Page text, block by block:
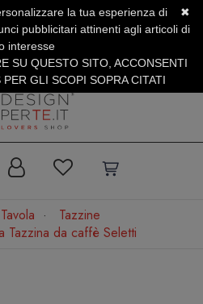
+39.0773.470.562
| Fino al 40% di Sconto
Tavola
Tazzine
Tazzina da caffè Seletti
✖
la tua esperienza di
pubblicitari attinenti agli articoli di
interesse
SU QUESTO SITO, ACCONSENTI
GLI SCOPI SOPRA CITATI